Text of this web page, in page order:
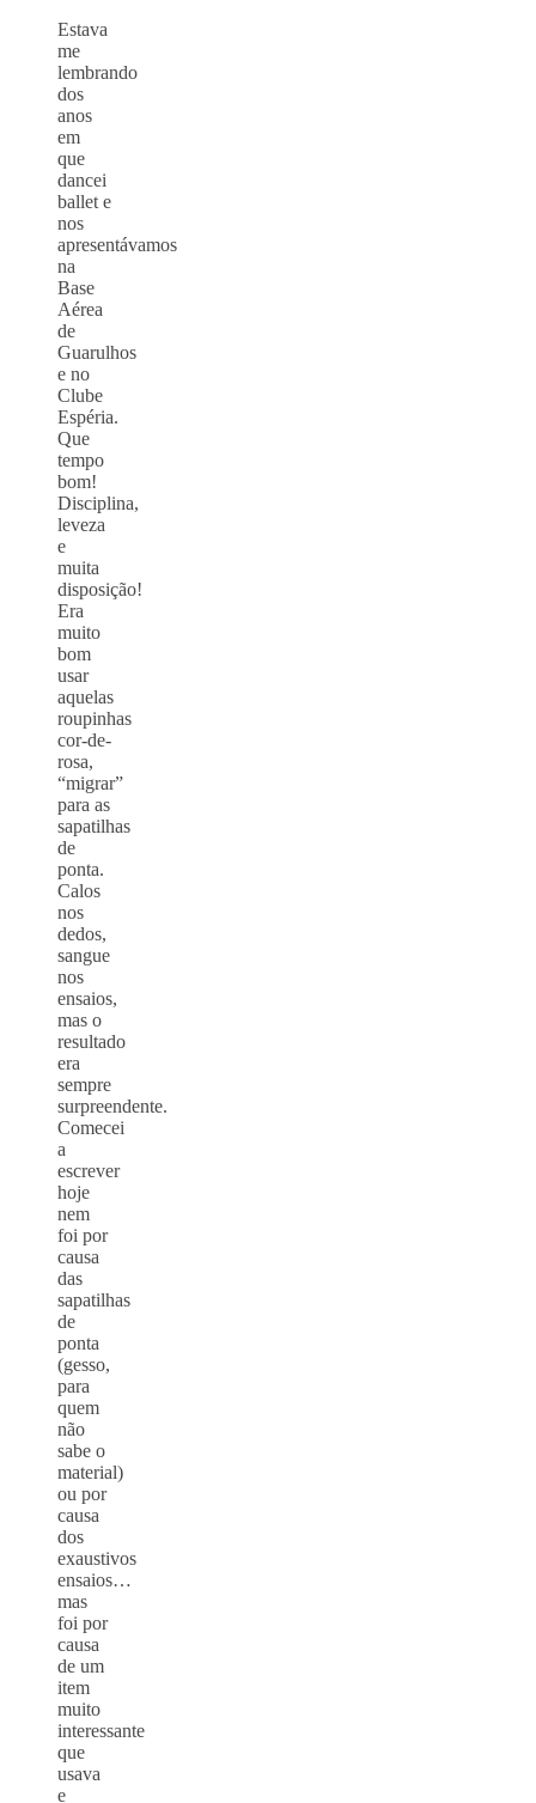
Estava
me
lembrando
dos
anos
em
que
dancei
ballet e
nos
apresentávamos
na
Base
Aérea
de
Guarulhos
e no
Clube
Espéria.
Que
tempo
bom!
Disciplina,
leveza
e
muita
disposição!
Era
muito
bom
usar
aquelas
roupinhas
cor-de-
rosa,
“migrar”
para as
sapatilhas
de
ponta.
Calos
nos
dedos,
sangue
nos
ensaios,
mas o
resultado
era
sempre
surpreendente.
Comecei
a
escrever
hoje
nem
foi por
causa
das
sapatilhas
de
ponta
(gesso,
para
quem
não
sabe o
material)
ou por
causa
dos
exaustivos
ensaios…
mas
foi por
causa
de um
item
muito
interessante
que
usava
e